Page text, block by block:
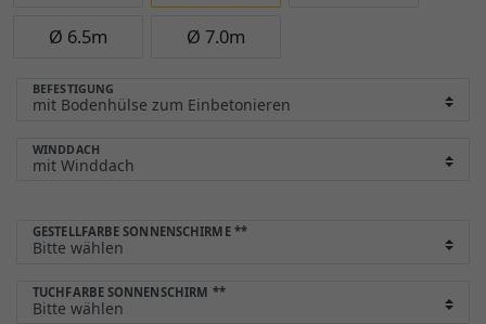
Ø 6.5m Ø 7.0m
BEFESTIGUNG
WINDDACH
GESTELLFARBE SONNENSCHIRME **
TUCHFARBE SONNENSCHIRM **